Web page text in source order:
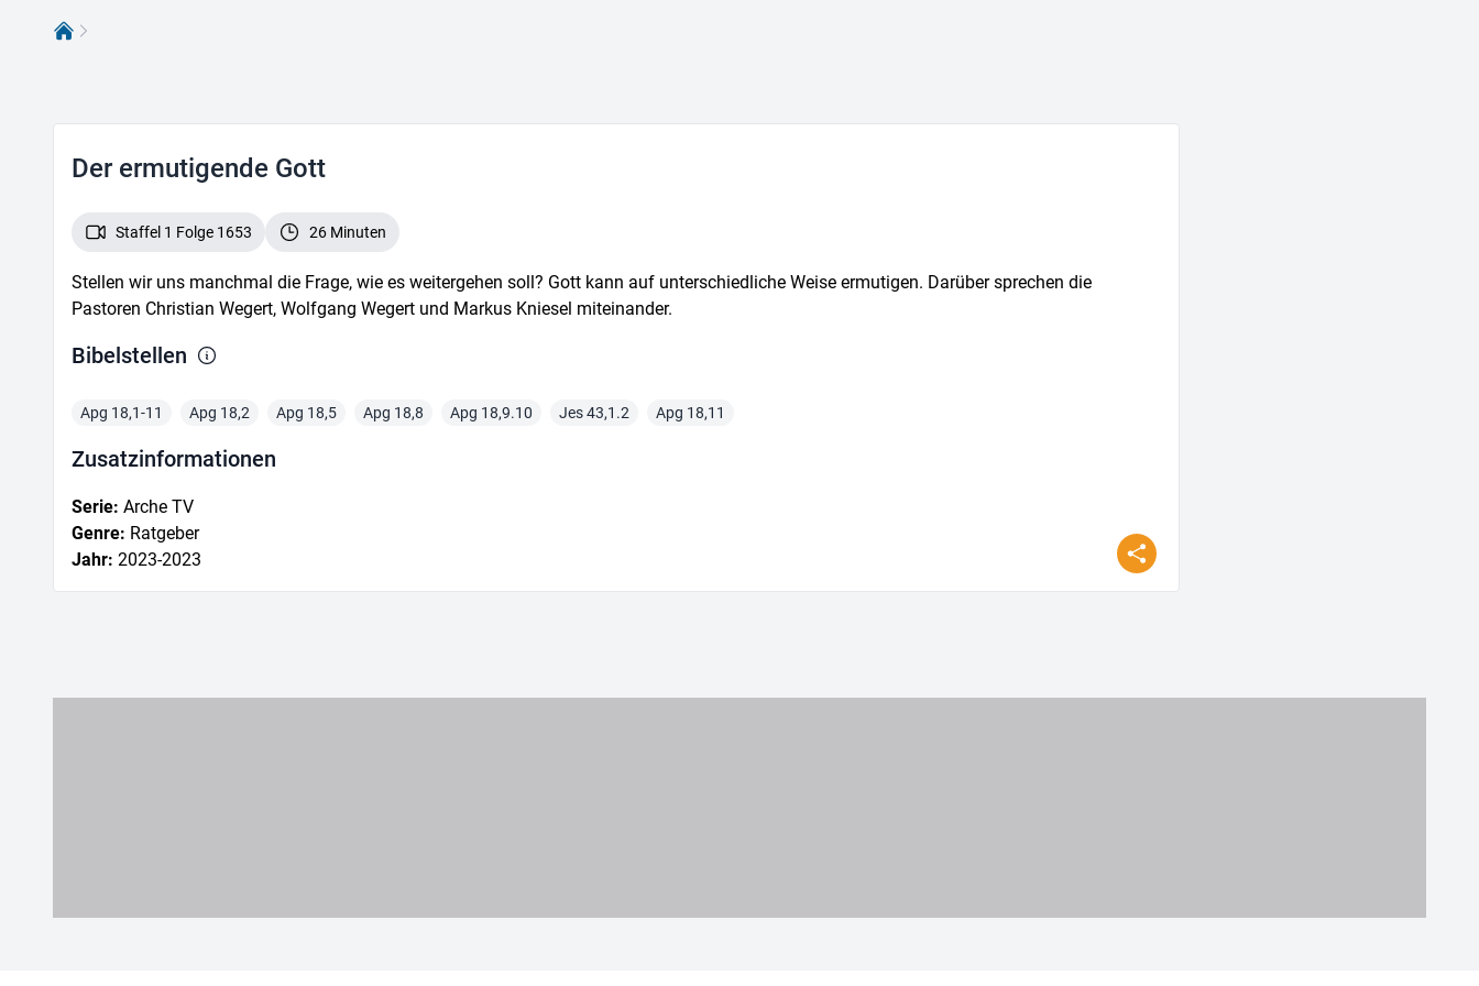
Bibel Tv
Der ermutigende Gott
Staffel 1 Folge 1653 26 Minuten
Stellen wir uns manchmal die Frage, wie es weitergehen soll? Gott kann auf unterschiedliche Weise ermutigen. Darüber sprechen die
Pastoren Christian Wegert, Wolfgang Wegert und Markus Kniesel miteinander.
Bibelstellen
Apg 18,1-11 Apg 18,2 Apg 18,5 Apg 18,8 Apg 18,9.10 Jes 43,1.2 Apg 18,11
Zusatz­informationen
Serie: Arche TV
Genre: Ratgeber
Jahr: 2023-2023